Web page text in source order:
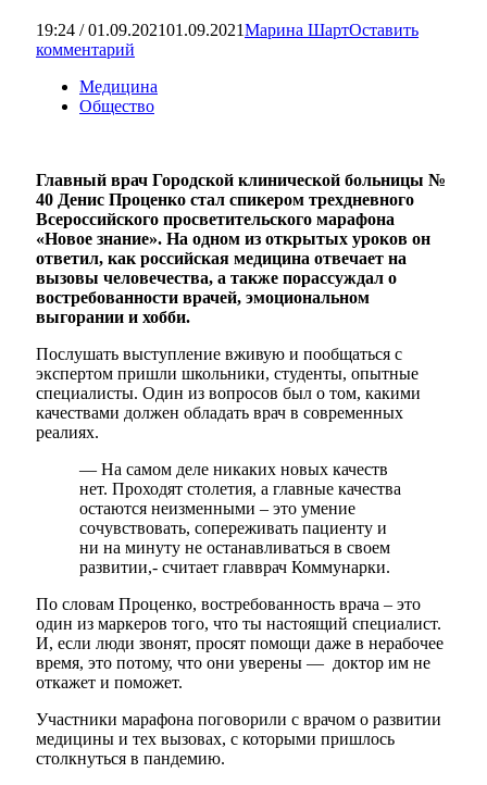
19:24 / 01.09.202101.09.2021Марина ШартОставить
комментарий
Медицина
Общество
Главный врач Городской клинической больницы №
40 Денис Проценко стал спикером трехдневного
Всероссийского просветительского марафона
«Новое знание». На одном из открытых уроков он
ответил, как российская медицина отвечает на
вызовы человечества, а также порассуждал о
востребованности врачей, эмоциональном
выгорании и хобби.
Послушать выступление вживую и пообщаться с
экспертом пришли школьники, студенты, опытные
специалисты. Один из вопросов был о том, какими
качествами должен обладать врач в современных
реалиях.
— На самом деле никаких новых качеств
нет. Проходят столетия, а главные качества
остаются неизменными – это умение
сочувствовать, сопереживать пациенту и
ни на минуту не останавливаться в своем
развитии,- считает главврач Коммунарки.
По словам Проценко, востребованность врача – это
один из маркеров того, что ты настоящий специалист.
И, если люди звонят, просят помощи даже в нерабочее
время, это потому, что они уверены — доктор им не
откажет и поможет.
Участники марафона поговорили с врачом о развитии
медицины и тех вызовах, с которыми пришлось
столкнуться в пандемию.